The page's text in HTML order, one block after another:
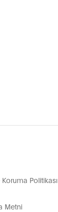
Politikası
Metni